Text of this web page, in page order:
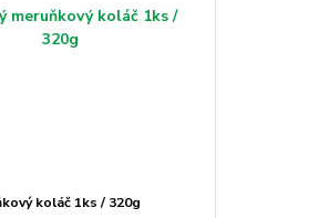
koláč 1ks / 320g